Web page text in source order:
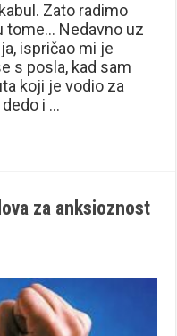
Zato radimo
tome… Nedavno uz
ispričao mi je
s posla, kad sam
koji je vodio za
i …
za anksioznost